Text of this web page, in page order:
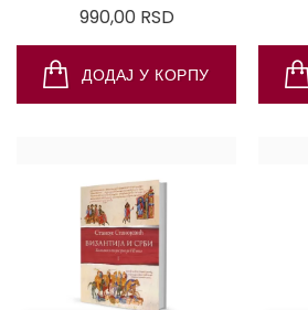
990,00 RSDЦена
ДОДАЈ У КОРПУ